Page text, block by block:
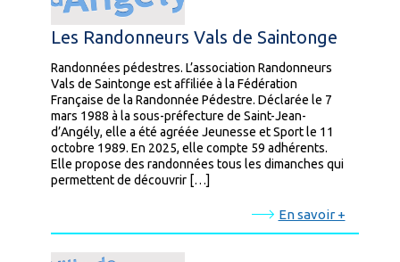
Les Randonneurs Vals de Saintonge
Randonnées pédestres. L’association Randonneurs
Vals de Saintonge est affiliée à la Fédération
Française de la Randonnée Pédestre. Déclarée le 7
mars 1988 à la sous-préfecture de Saint-Jean-
d’Angély, elle a été agréée Jeunesse et Sport le 11
octobre 1989. En 2025, elle compte 59 adhérents.
Elle propose des randonnées tous les dimanches qui
permettent de découvrir […]
En savoir +